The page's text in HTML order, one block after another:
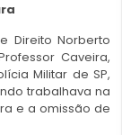
Direito Norberto
Caveira,
Militar de SP,
trabalhava na
e a omissão de